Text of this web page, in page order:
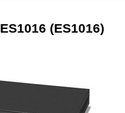
(ES1016)